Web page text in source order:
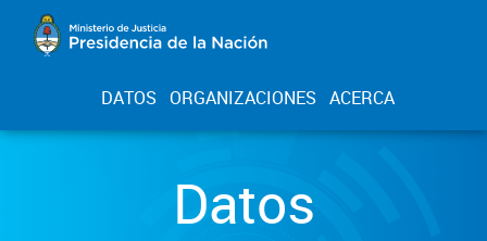
DATOS ORGANIZACIONES ACERCA
Datos